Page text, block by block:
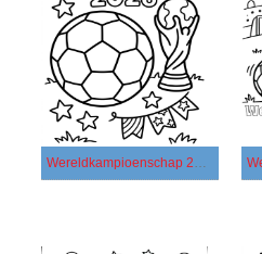
Wereldkampioenschap 2026 gratis basis